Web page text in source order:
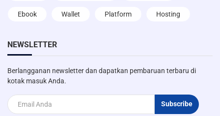
Ebook Wallet Platform Hosting
NEWSLETTER
Berlangganan newsletter dan dapatkan pembaruan terbaru di
kotak masuk Anda.
Subscribe